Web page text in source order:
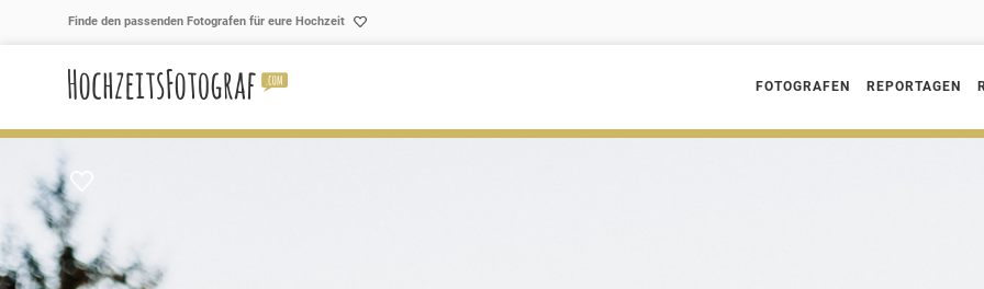
Finde den passenden Fotografen für eure Hochzeit
FOTOGRAFEN REPORTAGEN